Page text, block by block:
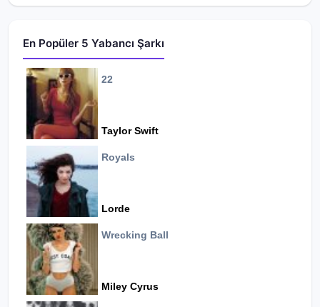
En Popüler 5 Yabancı Şarkı
22
Taylor Swift
Royals
Lorde
Wrecking Ball
Miley Cyrus